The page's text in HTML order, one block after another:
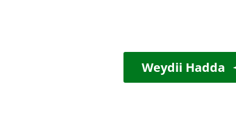
Weydii Hadda